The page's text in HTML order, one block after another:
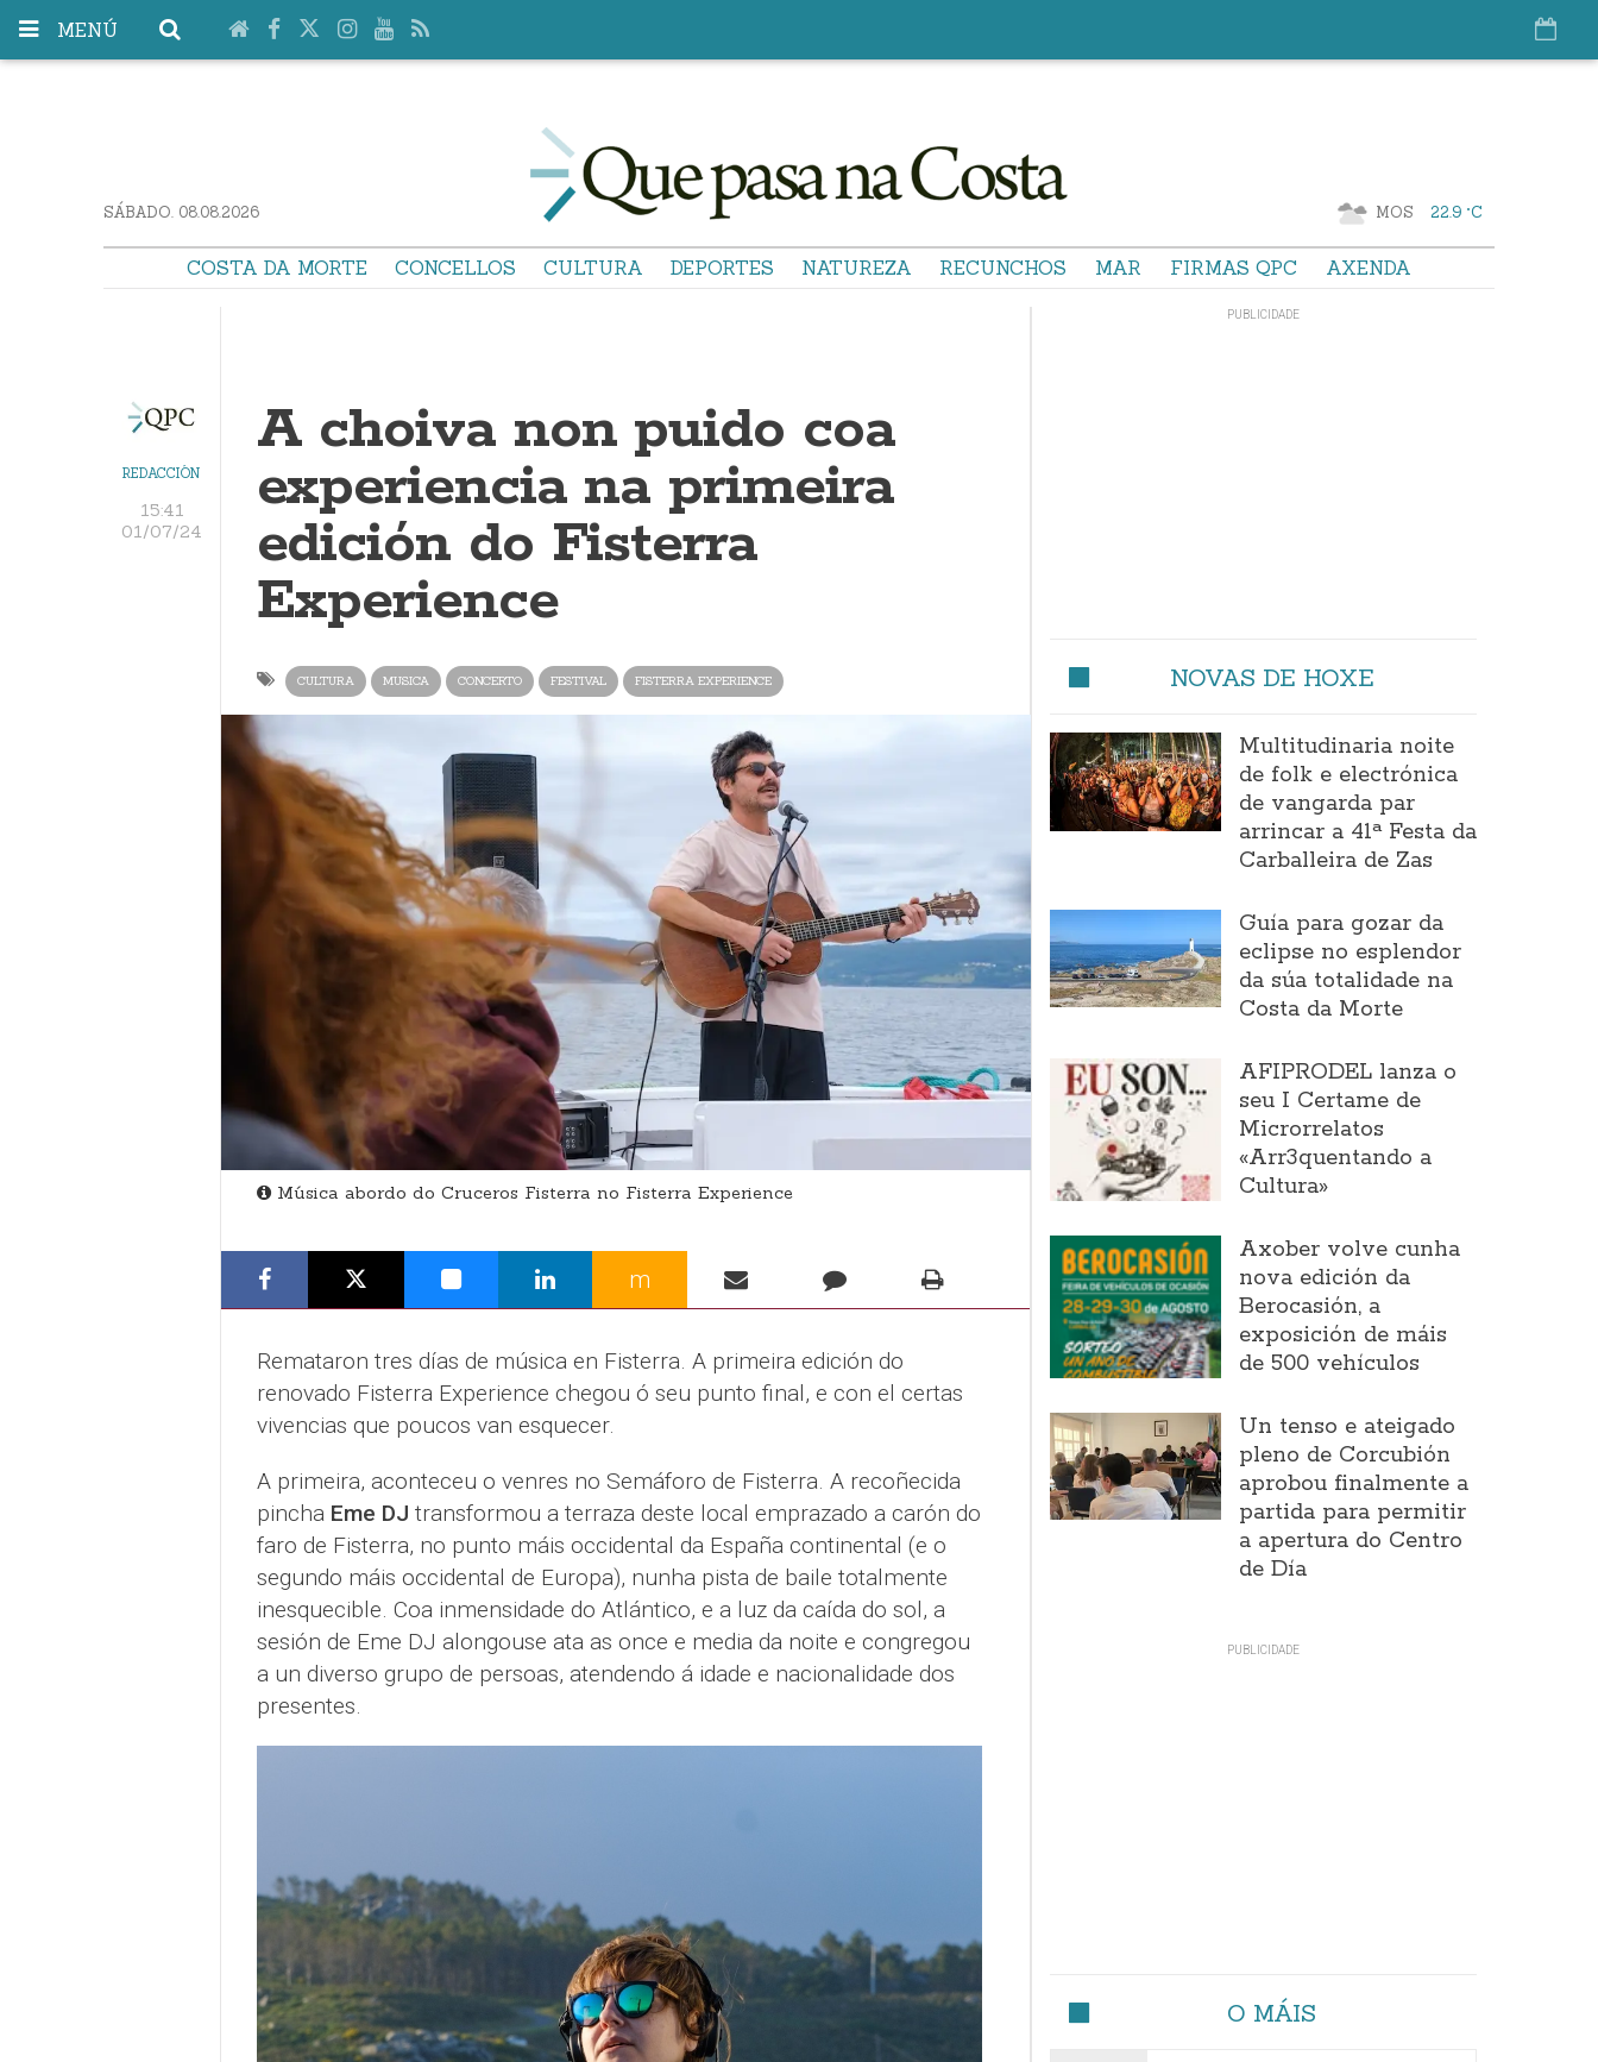
MENÚ
SÁBADO. 08.08.2026 MOS 22.9 °C
COSTA DA MORTE CONCELLOS CULTURA DEPORTES NATUREZA RECUNCHOS MAR FIRMAS QPC AXENDA
REDACCIÓN
15:41
01/07/24
A choiva non puido coa
experiencia na primeira
edición do Fisterra
Experience
CULTURA MUSICA CONCERTO FESTIVAL FISTERRA EXPERIENCE
Música abordo do Cruceros Fisterra no Fisterra Experience
m
Remataron tres días de música en Fisterra. A primeira edición do
renovado Fisterra Experience chegou ó seu punto final, e con el certas
vivencias que poucos van esquecer.
A primeira, aconteceu o venres no Semáforo de Fisterra. A recoñecida
pincha Eme DJ transformou a terraza deste local emprazado a carón do
faro de Fisterra, no punto máis occidental da España continental (e o
segundo máis occidental de Europa), nunha pista de baile totalmente
inesquecible. Coa inmensidade do Atlántico, e a luz da caída do sol, a
sesión de Eme DJ alongouse ata as once e media da noite e congregou
a un diverso grupo de persoas, atendendo á idade e nacionalidade dos
presentes.
NOVAS DE HOXE
Multitudinaria noite
de folk e electrónica
de vangarda par
arrincar a 41ª Festa da
Carballeira de Zas
Guía para gozar da
eclipse no esplendor
da súa totalidade na
Costa da Morte
AFIPRODEL lanza o
seu I Certame de
Microrrelatos
«Arr3quentando a
Cultura»
Axober volve cunha
nova edición da
Berocasión, a
exposición de máis
de 500 vehículos
Un tenso e ateigado
pleno de Corcubión
aprobou finalmente a
partida para permitir
a apertura do Centro
de Día
O MÁIS